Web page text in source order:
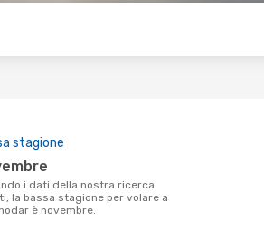
stagione
la bassa stagione per volare a
è novembre.